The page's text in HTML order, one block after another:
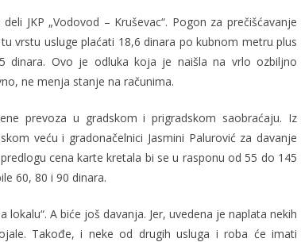
JKP „Vodovod – Kruševac“. Pogon za prečišćavanje
vrstu usluge plaćati 18,6 dinara po kubnom metru plus
dinara. Ovo je odluka koja je naišla na vrlo ozbiljno
ne menja stanje na računima.
prevoza u gradskom i prigradskom saobraćaju. Iz
veću i gradonačelnici Jasmini Palurović za davanje
cena karte kretala bi se u rasponu od 55 do 145
60, 80 i 90 dinara.
A biće još davanja. Jer, uvedena je naplata nekih
Takođe, i neke od drugih usluga i roba će imati